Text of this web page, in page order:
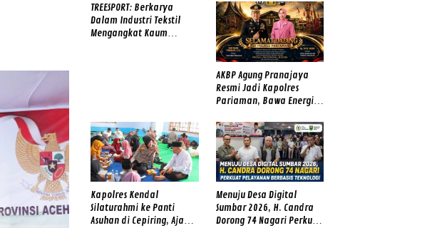
TREESPORT: Berkarya
Dalam Industri Tekstil
Mengangkat Kaum
AKBP Agung Pranajaya
Resmi Jadi Kapolres
Pariaman, Bawa Energi
Pelayanan kepada
Masyarakat
Kapolres Kendal
Silaturahmi ke Panti
Asuhan di Cepiring, Ajak
Menuju Desa Digital
Sumbar 2026, H. Candra
Dorong 74 Nagari Perkuat